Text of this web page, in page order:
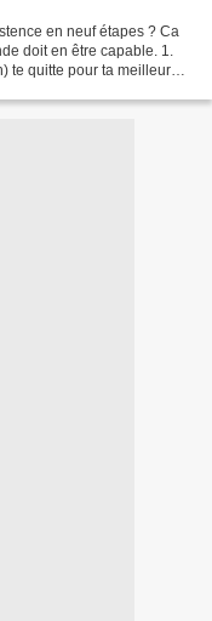
en neuf étapes ? Ca
doit en être capable. 1.
te quitte pour ta meilleure